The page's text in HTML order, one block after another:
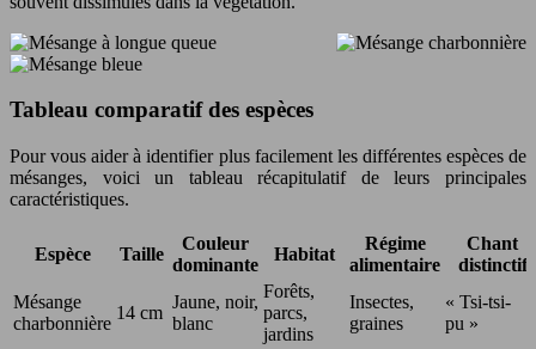
Tableau comparatif des espèces
Pour vous aider à identifier plus facilement les différentes espèces de
mésanges, voici un tableau récapitulatif de leurs principales
caractéristiques.
Espèce Taille
Couleur
dominante
Habitat
Régime
alimentaire
Chant
distinctif
Mésange
charbonnière
14 cm
Jaune, noir,
blanc
Forêts,
parcs,
jardins
Insectes,
graines
« Tsi-tsi-
pu »